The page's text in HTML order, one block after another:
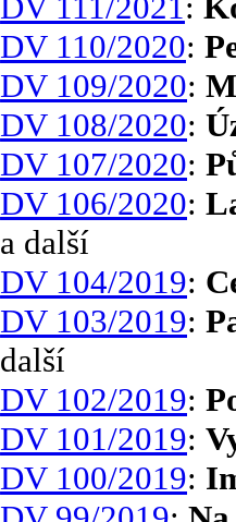
DV 110/2020:
DV 109/2020:
DV 108/2020:
DV 107/2020:
DV 106/2020:
a další
DV 104/2019:
DV 103/2019:
další
DV 102/2019:
DV 101/2019:
DV 100/2019: